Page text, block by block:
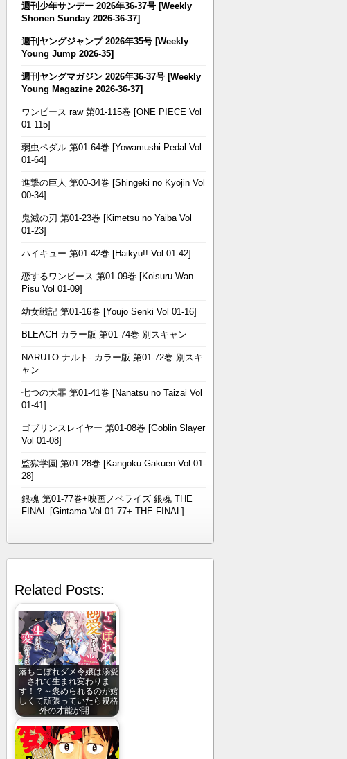
週刊少年サンデー 2026年36-37号 [Weekly
Shonen Sunday 2026-36-37]
週刊ヤングジャンプ 2026年35号 [Weekly
Young Jump 2026-35]
週刊ヤングマガジン 2026年36-37号 [Weekly
Young Magazine 2026-36-37]
ワンピース raw 第01-115巻 [ONE PIECE Vol
01-115]
弱虫ペダル 第01-64巻 [Yowamushi Pedal Vol
01-64]
進撃の巨人 第00-34巻 [Shingeki no Kyojin Vol
00-34]
鬼滅の刃 第01-23巻 [Kimetsu no Yaiba Vol
01-23]
ハイキュー 第01-42巻 [Haikyu!! Vol 01-42]
恋するワンピース 第01-09巻 [Koisuru Wan
Pisu Vol 01-09]
幼女戦記 第01-16巻 [Youjo Senki Vol 01-16]
BLEACH カラー版 第01-74巻 別スキャン
NARUTO-ナルト- カラー版 第01-72巻 別スキ
ャン
七つの大罪 第01-41巻 [Nanatsu no Taizai Vol
01-41]
ゴブリンスレイヤー 第01-08巻 [Goblin Slayer
Vol 01-08]
監獄学園 第01-28巻 [Kangoku Gakuen Vol 01-
28]
銀魂 第01-77巻+映画ノベライズ 銀魂 THE
FINAL [Gintama Vol 01-77+ THE FINAL]
Related Posts:
落ちこぼれダメ令嬢は溺愛
されて生まれ変わりま
す！？～褒められるのが嬉
しくて頑張っていたら規格
外の才能が開…